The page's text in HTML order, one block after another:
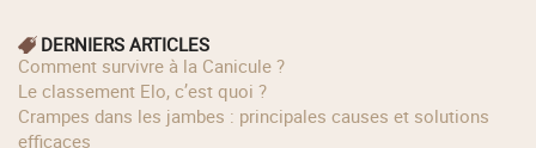
DERNIERS ARTICLES
Comment survivre à la Canicule ?
Le classement Elo, c’est quoi ?
Crampes dans les jambes : principales causes et solutions
efficaces